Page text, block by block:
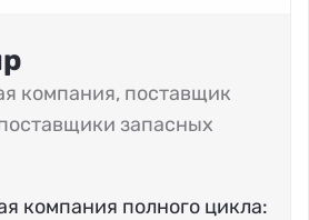
компания, поставщик
запасных
компания полного цикла: